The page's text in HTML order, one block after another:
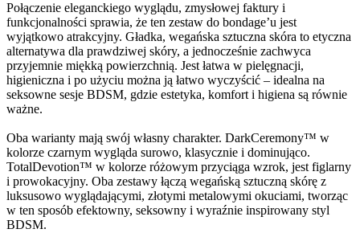
Połączenie eleganckiego wyglądu, zmysłowej faktury i
funkcjonalności sprawia, że ten zestaw do bondage’u jest
wyjątkowo atrakcyjny. Gładka, wegańska sztuczna skóra to etyczna
alternatywa dla prawdziwej skóry, a jednocześnie zachwyca
przyjemnie miękką powierzchnią. Jest łatwa w pielęgnacji,
higieniczna i po użyciu można ją łatwo wyczyścić – idealna na
seksowne sesje BDSM, gdzie estetyka, komfort i higiena są równie
ważne.
Oba warianty mają swój własny charakter. DarkCeremony™ w
kolorze czarnym wygląda surowo, klasycznie i dominująco.
TotalDevotion™ w kolorze różowym przyciąga wzrok, jest figlarny
i prowokacyjny. Oba zestawy łączą wegańską sztuczną skórę z
luksusowo wyglądającymi, złotymi metalowymi okuciami, tworząc
w ten sposób efektowny, seksowny i wyraźnie inspirowany styl
BDSM.